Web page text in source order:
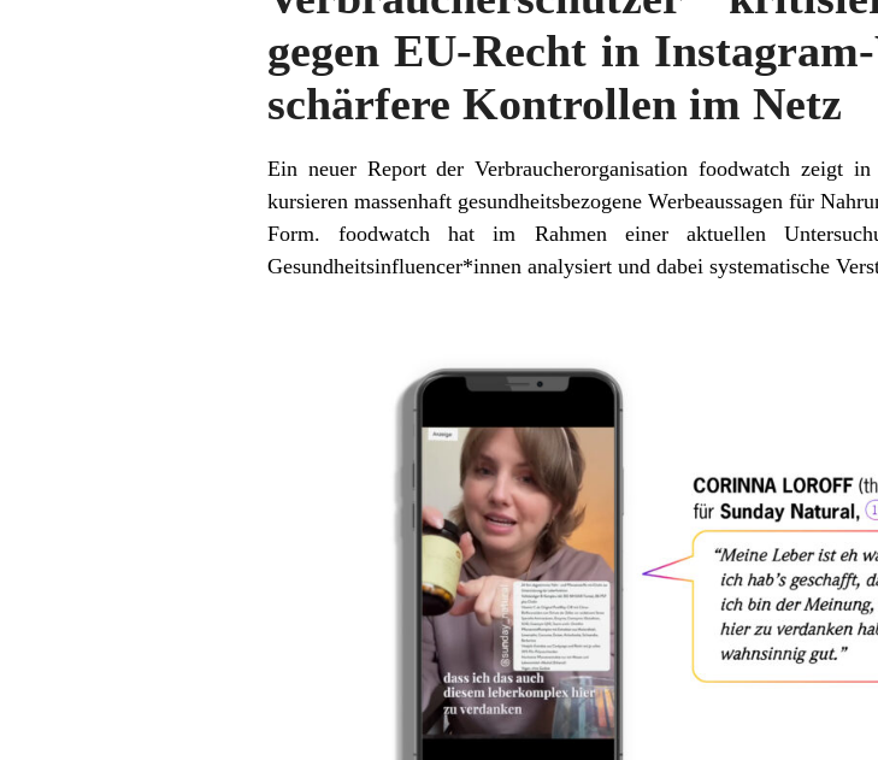
gegen EU-Recht in
schärfere Kontrollen im Netz
Ein neuer Report der Verbraucherorganisation foodwatch zeigt
kursieren massenhaft gesundheitsbezogene Werbeaussagen für
Form. foodwatch hat im Rahmen einer aktuellen
Gesundheitsinfluencer*innen analysiert und dabei systematische